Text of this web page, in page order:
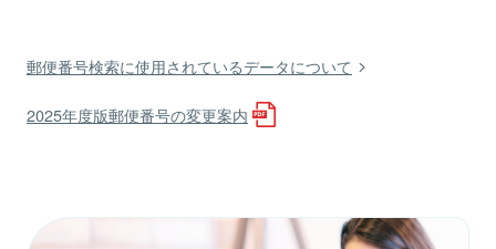
郵便番号検索に使用されているデータについて
2025年度版郵便番号の変更案内